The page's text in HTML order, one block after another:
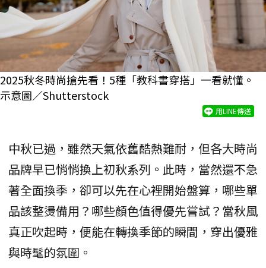
2025秋冬時尚搶先看！5種「教科書穿搭」一看就懂。
示意圖／Shutterstock
用LINE傳送
中秋已過，雖然天氣依舊酷熱難耐，但各大時尚
品牌早已悄悄換上初秋系列。此時，當然還不急
著全面換季，卻可以先在心裡開始盤算，哪些單
品該整燙備用？哪些顏色值得優先嘗試？當秋風
真正吹起時，便能在轉換季節的瞬間，穿出優雅
與時髦的氛圍。